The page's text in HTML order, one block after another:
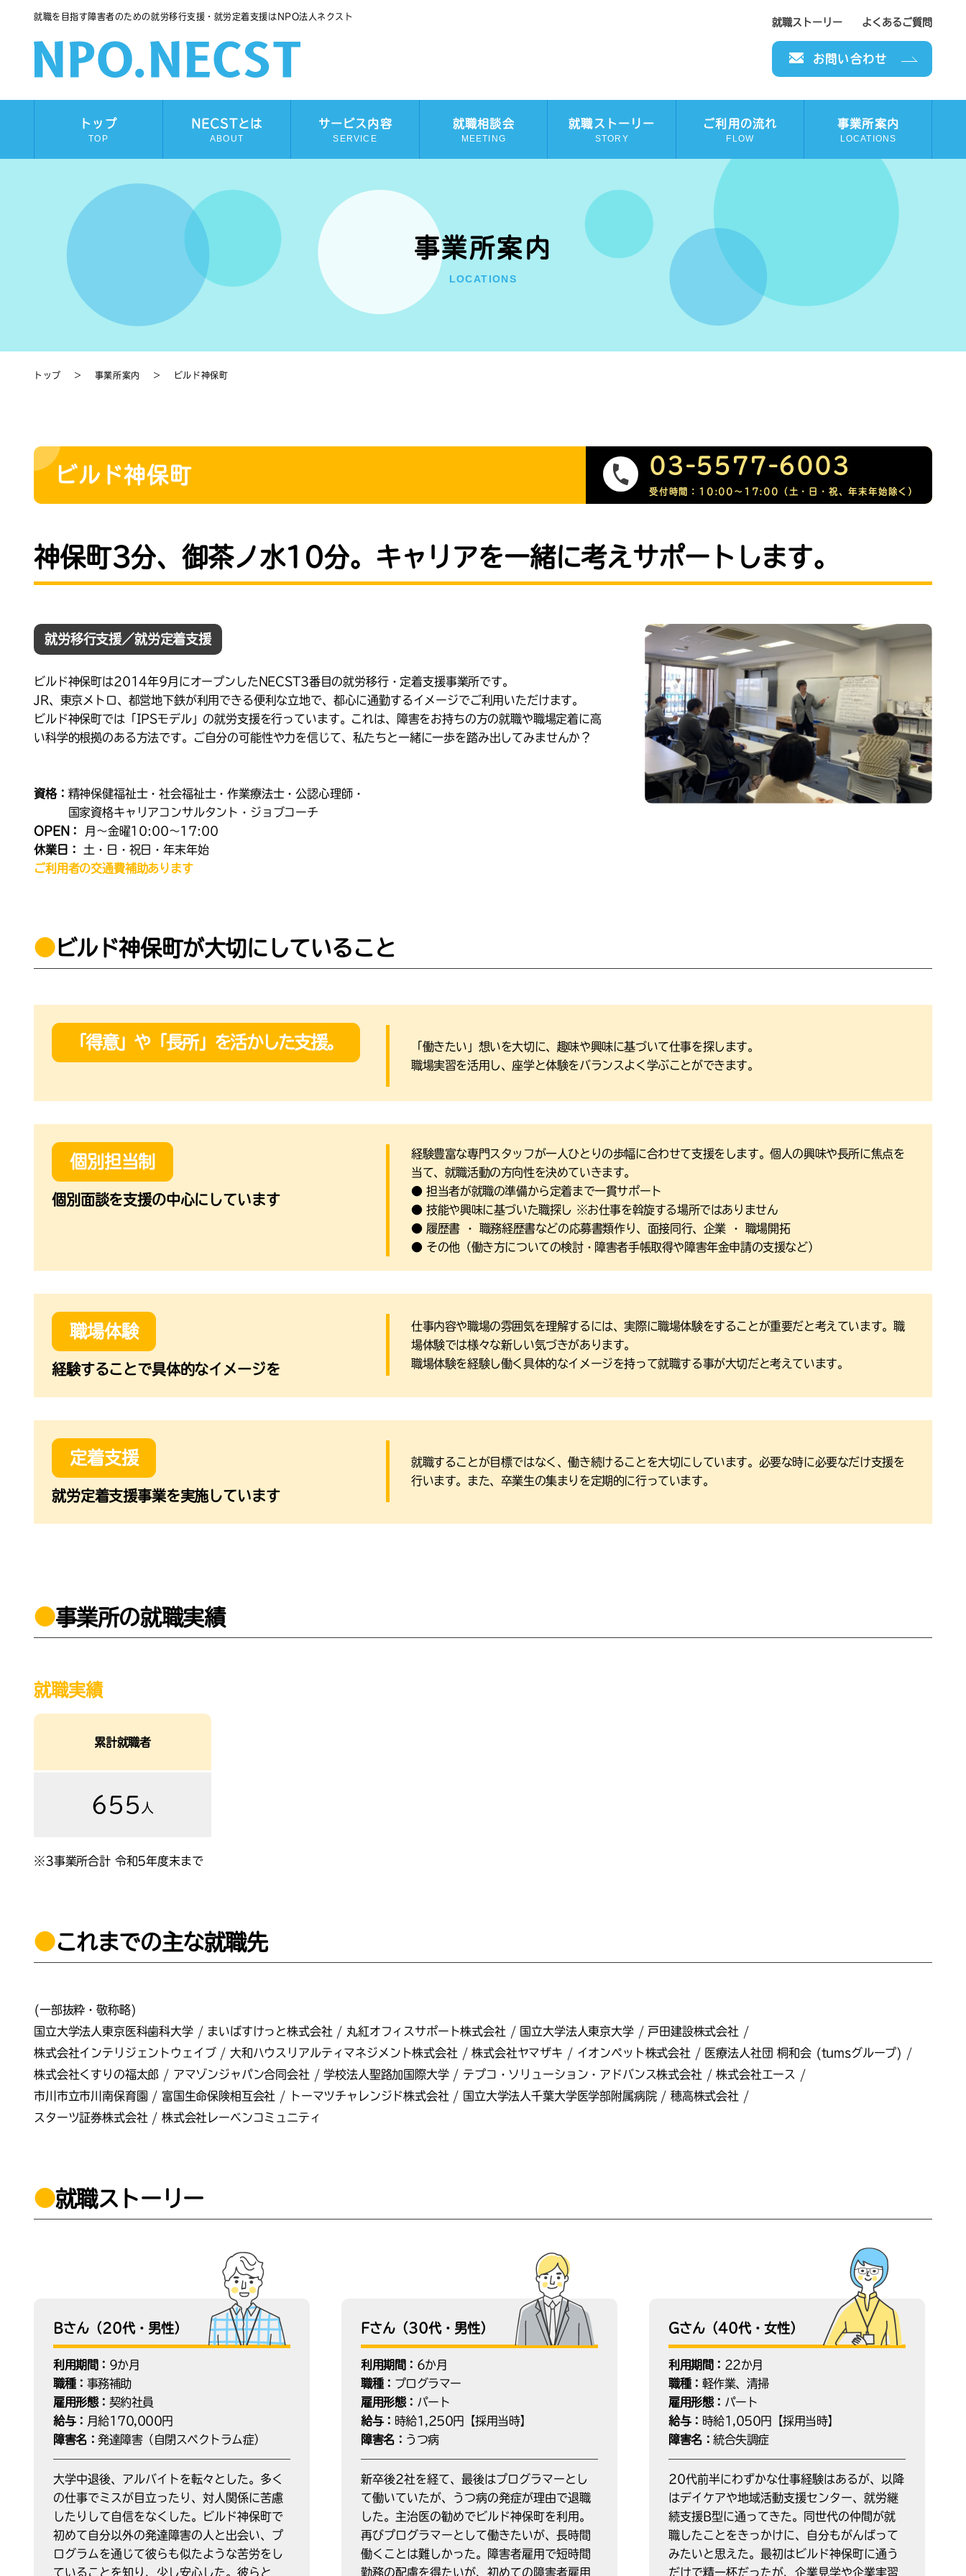
就職を目指す障害者のための就労移行支援・就労定着支援はNPO法人ネクスト
就職ストーリー よくあるご質問
お問い合わせ
トップ
TOP
NECSTとは
ABOUT
サービス内容
SERVICE
就職相談会
MEETING
就職ストーリー
STORY
ご利用の流れ
FLOW
事業所案内
LOCATIONS
事業所案内
LOCATIONS
トップ ＞ 事業所案内 ＞ ビルド神保町
ビルド神保町 03-5577-6003
受付時間：10:00〜17:00 （土・日・祝、年末年始除く）
神保町3分、御茶ノ水10分。キャリアを一緒に考えサポートします。
就労移行支援／就労定着支援
ビルド神保町は2014年9月にオープンしたNECST3番目の就労移行・定着支援事業所です。
JR、東京メトロ、都営地下鉄が利用できる便利な立地で、都心に通勤するイメージでご利用いただけます。
ビルド神保町では「IPSモデル」の就労支援を行っています。これは、障害をお持ちの方の就職や職場定着に高
い科学的根拠のある方法です。ご自分の可能性や力を信じて、私たちと一緒に一歩を踏み出してみませんか？
資格： 精神保健福祉士・社会福祉士・作業療法士・公認心理師・
国家資格キャリアコンサルタント・ジョブコーチ
OPEN：
月〜金曜10:00〜17:00
休業日：
土・日・祝日・年末年始
ご利用者の交通費補助あります
●ビルド神保町が大切にしていること
「得意」や「長所」を活かした支援。
「働きたい」想いを大切に、趣味や興味に基づいて仕事を探します。
職場実習を活用し、座学と体験をバランスよく学ぶことができます。
個別担当制
個別面談を支援の中心にしています
経験豊富な専門スタッフが一人ひとりの歩幅に合わせて支援をします。個人の興味や長所に焦点を
当て、就職活動の方向性を決めていきます。
● 担当者が就職の準備から定着まで一貫サポート
● 技能や興味に基づいた職探し ※お仕事を斡旋する場所ではありません
● 履歴書 ・ 職務経歴書などの応募書類作り、面接同行、企業 ・ 職場開拓
● その他（働き方についての検討・障害者手帳取得や障害年金申請の支援など）
職場体験
経験することで具体的なイメージを
仕事内容や職場の雰囲気を理解するには、実際に職場体験をすることが重要だと考えています。職
場体験では様々な新しい気づきがあります。
職場体験を経験し働く具体的なイメージを持って就職する事が大切だと考えています。
定着支援
就労定着支援事業を実施しています
就職することが目標ではなく、働き続けることを大切にしています。必要な時に必要なだけ支援を
行います。また、卒業生の集まりを定期的に行っています。
●事業所の就職実績
就職実績
累計就職者
655 人
※3事業所合計 令和5年度末まで
●これまでの主な就職先
(一部抜粋・敬称略)
国立大学法人東京医科歯科大学 / まいばすけっと株式会社 / 丸紅オフィスサポート株式会社 / 国立大学法人東京大学 / 戸田建設株式会社 /
株式会社インテリジェントウェイブ / 大和ハウスリアルティマネジメント株式会社 / 株式会社ヤマザキ / イオンペット株式会社 / 医療法人社団 桐和会 (tumsグループ) /
株式会社くすりの福太郎 / アマゾンジャパン合同会社 / 学校法人聖路加国際大学 / テプコ・ソリューション・アドバンス株式会社 / 株式会社エース /
市川市立市川南保育園 / 富国生命保険相互会社 / トーマツチャレンジド株式会社 / 国立大学法人千葉大学医学部附属病院 / 穂高株式会社 /
スターツ証券株式会社 / 株式会社レーベンコミュニティ
●就職ストーリー
Bさん（20代・男性）
利用期間： 9か月
職種： 事務補助
雇用形態： 契約社員
給与： 月給170,000円
障害名： 発達障害（自閉スペクトラム症）
大学中退後、アルバイトを転々とした。多く
の仕事でミスが目立ったり、対人関係に苦慮
したりして自信をなくした。ビルド神保町で
初めて自分以外の発達障害の人と出会い、プ
ログラムを通じて彼らも似たような苦労をし
ていることを知り、少し安心した。彼らと
Fさん（30代・男性）
利用期間： 6か月
職種： プログラマー
雇用形態： パート
給与： 時給1,250円【採用当時】
障害名： うつ病
新卒後2社を経て、最後はプログラマーとし
て働いていたが、うつ病の発症が理由で退職
した。主治医の勧めでビルド神保町を利用。
再びプログラマーとして働きたいが、長時間
働くことは難しかった。障害者雇用で短時間
勤務の配慮を得たいが、初めての障害者雇用
Gさん（40代・女性）
利用期間： 22か月
職種： 軽作業、清掃
雇用形態： パート
給与： 時給1,050円【採用当時】
障害名： 統合失調症
20代前半にわずかな仕事経験はあるが、以降
はデイケアや地域活動支援センター、就労継
続支援B型に通ってきた。同世代の仲間が就
職したことをきっかけに、自分もがんばって
みたいと思えた。最初はビルド神保町に通う
だけで精一杯だったが、企業見学や企業実習